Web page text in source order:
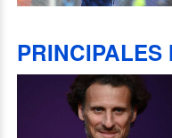
PRINCIPALES